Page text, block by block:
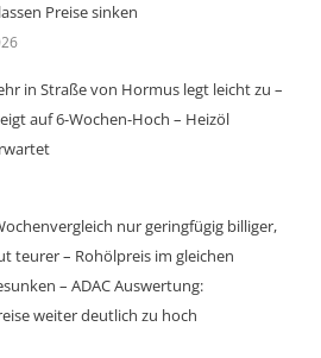
Preise sinken
in Straße von Hormus legt leicht zu –
auf 6-Wochen-Hoch – Heizöl
nur geringfügig billiger,
teurer – Rohölpreis im gleichen
– ADAC Auswertung:
weiter deutlich zu hoch